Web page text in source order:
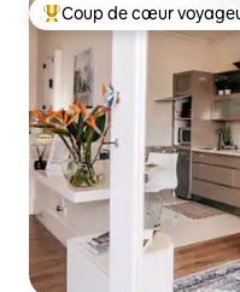
Coups de cœur
Coup de cœur